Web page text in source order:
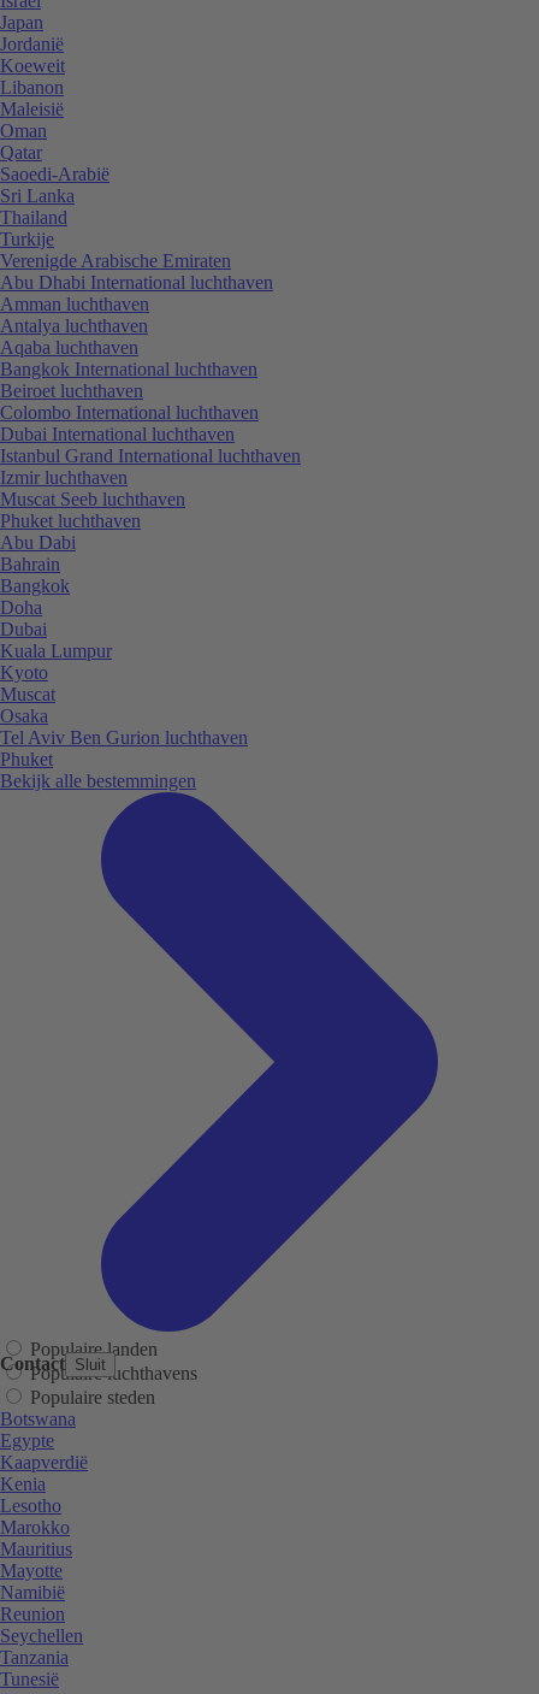
Contact Sluit
Japan
Jordanië
Koeweit
Libanon
Maleisië
Oman
Qatar
Saoedi-Arabië
Sri Lanka
Thailand
Turkije
Verenigde Arabische Emiraten
Abu Dhabi International luchthaven
Amman luchthaven
Antalya luchthaven
Aqaba luchthaven
Bangkok International luchthaven
Beiroet luchthaven
Colombo International luchthaven
Dubai International luchthaven
Istanbul Grand International luchthaven
Izmir luchthaven
Muscat Seeb luchthaven
Phuket luchthaven
Abu Dabi
Bahrain
Bangkok
Doha
Dubai
Kuala Lumpur
Kyoto
Muscat
Osaka
Tel Aviv Ben Gurion luchthaven
Phuket
Bekijk alle bestemmingen
Populaire landen
Populaire luchthavens
Populaire steden
Botswana
Egypte
Kaapverdië
Kenia
Lesotho
Marokko
Mauritius
Mayotte
Namibië
Reunion
Seychellen
Tanzania
Tunesië